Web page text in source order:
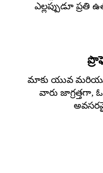
ఎల్లప్పుడూ ప్రతి
మాకు యువ మరియు
వారు జాగ్రత్తగా,